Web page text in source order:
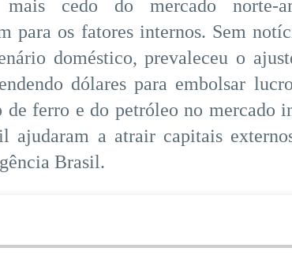
cedo do mercado norte-
para os fatores internos. Sem
doméstico, prevaleceu o
dólares para embolsar
ferro e do petróleo no mercado
ajudaram a atrair capitais
Brasil.